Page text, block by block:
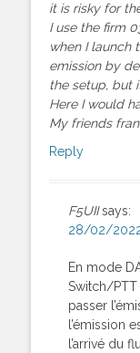
it is risky for
I use the firm
when I launch
emission by
the setup, but
Here I would
My friends
Reply
F5UII says:
28/02/2022
En mode
Switch/PTT
passer
l’émission
l’arrivé du